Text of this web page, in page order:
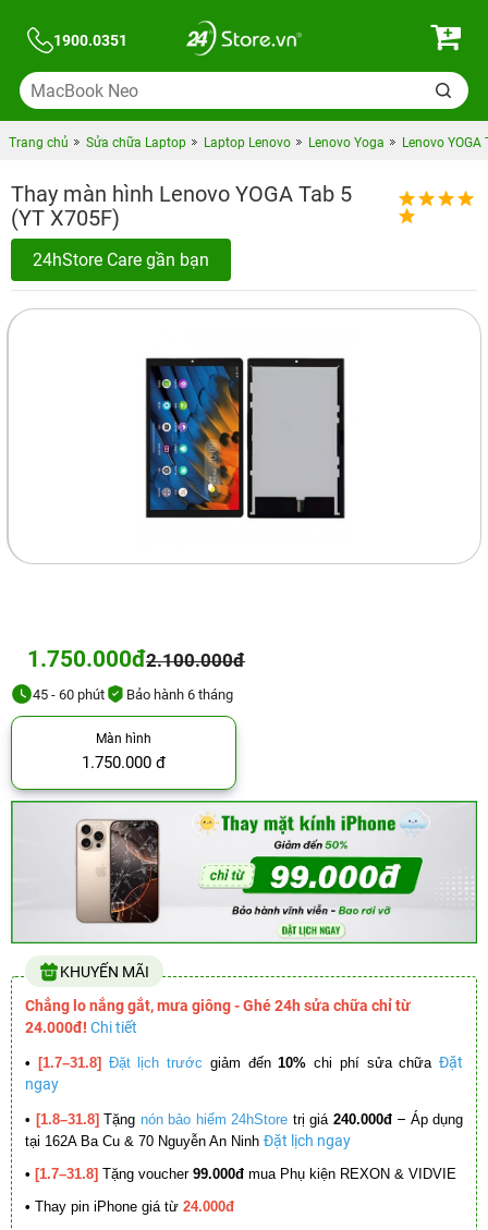
1900.0351
Trang chủ Sửa chữa Laptop Laptop Lenovo Lenovo Yoga Lenovo YOGA
Thay màn hình Lenovo YOGA Tab 5
(YT X705F)
24hStore Care gần bạn
1.750.000đ2.100.000đ
45 - 60 phút Bảo hành 6 tháng
Màn hình
1.750.000 đ
KHUYẾN MÃI
Chẳng lo nắng gắt, mưa giông - Ghé 24h sửa chữa chỉ từ
24.000đ! Chi tiết
• [1.7–31.8] Đặt lịch trước giảm đến10% chi phí sửa chữa Đặt
ngay
• [1.8–31.8] Tặng nón bảo hiểm 24hStore trị giá 240.000đ – Áp dụng
tại 162A Ba Cu & 70 Nguyễn An Ninh Đặt lịch ngay
• [1.7–31.8] Tặng voucher 99.000đ mua Phụ kiện REXON & VIDVIE
• Thay pin iPhone giá từ 24.000đ